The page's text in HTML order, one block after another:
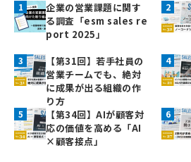
企業の営業課題に関す
る調査「esm sales re
port 2025」
【第31回】若手社員の
営業チームでも、絶対
に成果が出る組織の作
り方
【第34回】AIが顧客対
応の価値を高める「AI
×顧客接点」